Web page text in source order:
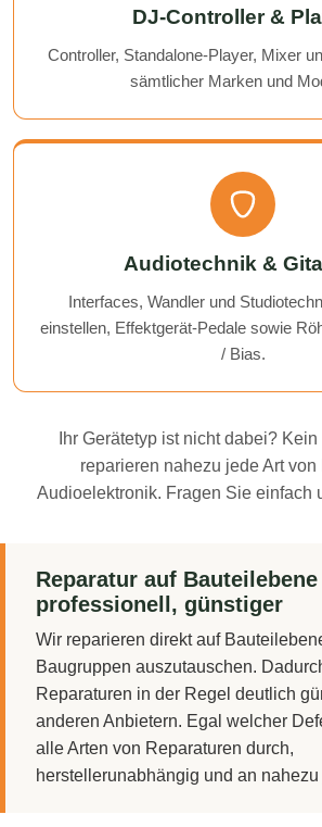
DJ-Controller &
Controller, Standalone-Player, Mixer
sämtlicher Marken und
Audiotechnik &
Interfaces, Wandler und
einstellen, Effektgerät-Pedale sowie
/ Bias.
Ihr Gerätetyp ist nicht dabei?
reparieren nahezu jede Art von
Audioelektronik. Fragen Sie einfach
Reparatur auf Bauteilebene
professionell, günstiger
Wir reparieren direkt auf
Baugruppen auszutauschen.
Reparaturen in der Regel deutlich
anderen Anbietern. Egal welcher
alle Arten von Reparaturen durch,
herstellerunabhängig und an nahezu